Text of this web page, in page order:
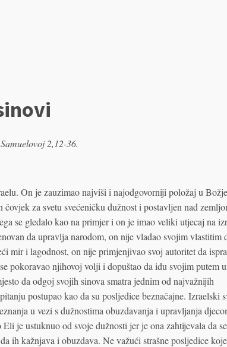
2,12-36.
On je zauzimao najviši i najodgovorniji položaj u
za svetu svećeničku dužnost i postavljen nad
se gledalo kao na primjer i on je imao veliki utjecaj na
da upravlja narodom, on nije vladao svojim vlastitim
mir i lagodnost, on nije primjenjivao svoj autoritet da
pokoravao njihovoj volji i dopuštao da idu svojim putem
da odgoj svojih sinova smatra jednim od najvažnijih
postupao kao da su posljedice beznačajne. Izraelski
u vezi s dužnostima obuzdavanja i upravljanja
je ustuknuo od svoje dužnosti jer je ona zahtijevala da se
ih kažnjava i obuzdava. Ne važući strašne posljedice